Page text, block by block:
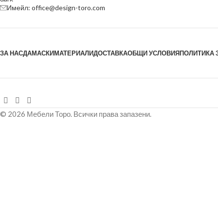
Имейл: office@design-toro.com
ЗА НАСДАМАСКИМАТЕРИАЛИДОСТАВКАОБЩИ УСЛОВИЯПОЛИТИКА
© 2026 Мебели Торо. Всички права запазени.